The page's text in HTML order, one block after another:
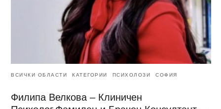
ВСИЧКИ ОБЛАСТИ КАТЕГОРИИ ПСИХОЛОЗИ СОФИЯ
Филипа Велкова – Клиничен